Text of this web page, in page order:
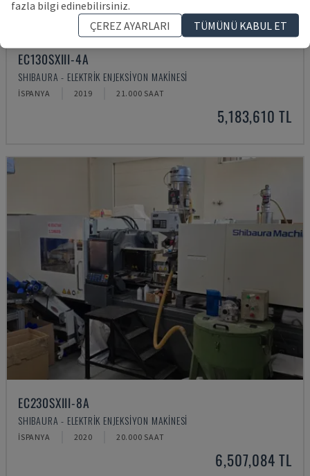
EC130SXIII-4A
SHIBAURA - ELEKTRIK ENJEKSIYON MAKINESI
İSPANYA 2019 21.000 SAAT
5,183,610 TL
EC230SXIII-8A
SHIBAURA - ELEKTRIK ENJEKSIYON MAKINESI
İSPANYA 2020 20.000 SAAT
6,507,084 TL
fazla bilgi edinebilirsiniz.
ÇEREZ AYARLARI
TÜMÜNÜ KABUL ET